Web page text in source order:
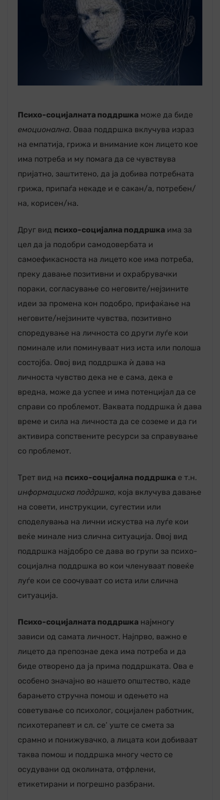
Психо-социјалната поддршка може да биде
емоционална. Оваа поддршка вклучува израз
на емпатија, грижа и внимание кон лицето кое
има потреба и му помага да се чувствува
пријатно, заштитено, да ја добива потребната
грижа, припаѓа некаде и е сакан/а, потребен/
на, корисен/на.
Друг вид психо-социјална поддршка има за
цел да ја подобри самодовербата и
самоефикасноста на лицето кое има потреба,
преку давање позитивни и охрабрувачки
пораки, согласување со неговите/нејзините
идеи за промена кон подобро, прифаќање на
неговите/нејзините чувства, позитивно
споредување на личноста со други луѓе кои
поминале или поминуваат низ иста или полоша
состојба. Овој вид поддршка ѝ дава на
личноста чувство дека не е сама, дека е
вредна, може да успее и има потенцијал да се
справи со проблемот. Ваквата поддршка ѝ дава
време и сила на личноста да се соземе и да ги
активира сопствените ресурси за справување
со проблемот.
Трет вид на психо-социјална поддршка е т.н.
информациска поддршка, која вклучува давање
на совети, инструкции, сугестии или
споделувања на лични искуства на луѓе кои
веќе минале низ слична ситуација. Овој вид
поддршка најдобро се дава во групи за психо-
социјална поддршка во кои членуваат повеќе
луѓе кои се соочуваат со иста или слична
ситуација.
Психо-социјалната поддршка најмногу
зависи од самата личност. Најпрво, важно е
лицето да препознае дека има потреба и да
биде отворено да ја прима поддршката. Ова е
особено значајно во нашето општество, каде
барањето стручна помош и одењето на
советување со психолог, социјален работник,
психотерапевт и сл. се’ уште се смета за
срамно и понижувачко, а лицата кои добиваат
таква помош и поддршка многу често се
осудувани од околината, отфрлени,
етикетирани и погрешно разбрани.